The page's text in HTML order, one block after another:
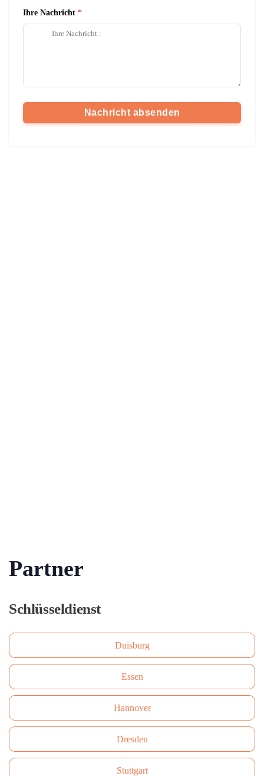
Ihre Nachricht
Nachricht absenden
Partner
Schlüsseldienst
Duisburg
Essen
Hannover
Dresden
Stuttgart